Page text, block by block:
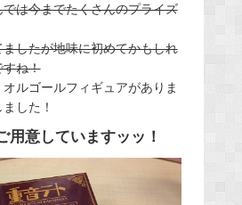
は今までたくさんのプライズ
したが地味に初めてかもしれ
すね！
ルゴールフィギュアがありま
した！
用意していますッッ！